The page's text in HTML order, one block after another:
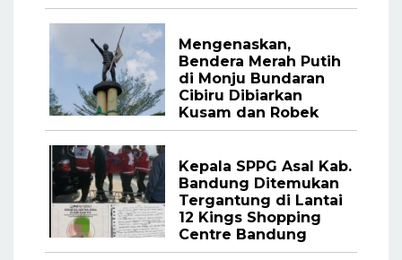
Mengenaskan,
Bendera Merah Putih
di Monju Bundaran
Cibiru Dibiarkan
Kusam dan Robek
Kepala SPPG Asal Kab.
Bandung Ditemukan
Tergantung di Lantai
12 Kings Shopping
Centre Bandung